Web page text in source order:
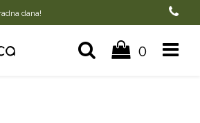
dana!
0